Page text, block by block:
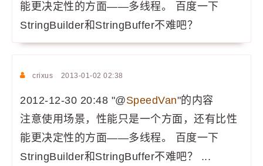
能更决定性的方面——多线程。 百度一下
StringBuilder和StringBuffer不难吧？
crixus 2013-01-02 02:38
2012-12-30 20:48 "@SpeedVan"的内容
注意使用场景，性能只是一个方面，还有比性
能更决定性的方面——多线程。 百度一下
StringBuilder和StringBuffer不难吧？ ...